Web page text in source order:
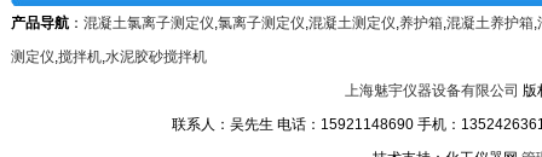
产品导航 ： 混凝土氯离子测定仪,氯离子测定仪,混凝土测定仪,养护箱,混凝土养护箱,
测定仪,搅拌机,水泥胶砂搅拌机
上海魅宇仪器设备有限公司 版
联系人：吴先生 电话：15921148690 手机：